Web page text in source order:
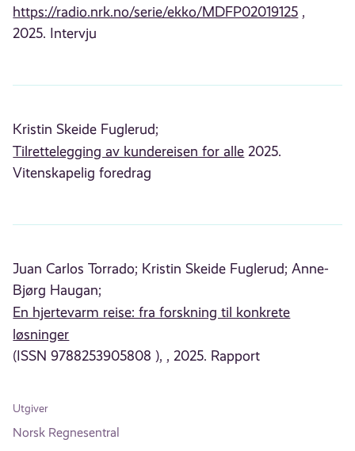
https://radio.nrk.no/serie/ekko/MDFP02019125 ,
2025. Intervju
Kristin Skeide Fuglerud;
Tilrettelegging av kundereisen for alle 2025.
Vitenskapelig foredrag
Juan Carlos Torrado; Kristin Skeide Fuglerud; Anne-
Bjørg Haugan;
En hjertevarm reise: fra forskning til konkrete
løsninger
(ISSN 9788253905808 ), , 2025. Rapport
Utgiver
Norsk Regnesentral